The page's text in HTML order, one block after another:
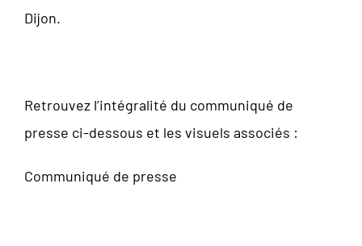
Dijon.
Retrouvez l’intégralité du communiqué de
presse ci-dessous et les visuels associés :
Communiqué de presse